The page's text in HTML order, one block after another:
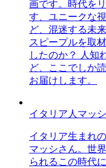
画です。時代を
す、ユニークな
ど、混迷する未
スピープルを取
したのか？ 人知
ど、ここでしか
お届けします。
イタリア人マッ
イタリア生まれ
マッシさん。世
られるこの時代